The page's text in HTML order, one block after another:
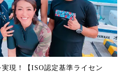
現！【ISO認定基準ライセン